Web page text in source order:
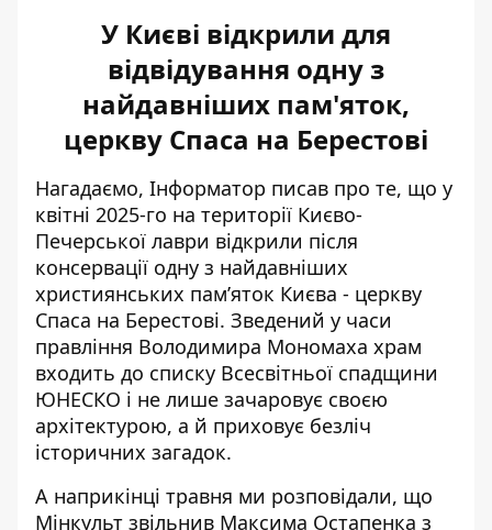
У Києві відкрили для
відвідування одну з
найдавніших пам'яток,
церкву Спаса на Берестові
Нагадаємо, Інформатор писав про те, що у
квітні 2025-го на території Києво-
Печерської лаври відкрили після
консервації одну з найдавніших
християнських пам’яток Києва - церкву
Спаса на Берестові. Зведений у часи
правління Володимира Мономаха храм
входить до списку Всесвітньої спадщини
ЮНЕСКО і не лише зачаровує своєю
архітектурою, а й приховує безліч
історичних загадок.
А наприкінці травня ми розповідали, що
Мінкульт звільнив Максима Остапенка з